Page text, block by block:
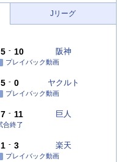
Jリーグ
阪神
プレイバック動画
5 - 10
ヤクルト
プレイバック動画
5 - 0
巨人
合終了
7 - 11
楽天
プレイバック動画
1 - 3